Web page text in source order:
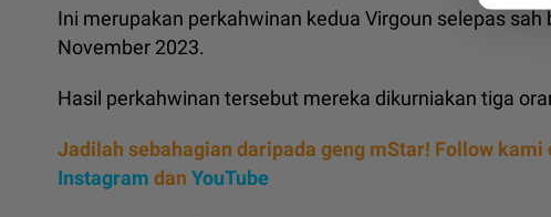
Ini merupakan perkahwinan kedua Virgoun selepas
November 2023.
Hasil perkahwinan tersebut mereka dikurniakan tiga
Jadilah sebahagian daripada geng mStar! Follow kami
Instagram dan YouTube